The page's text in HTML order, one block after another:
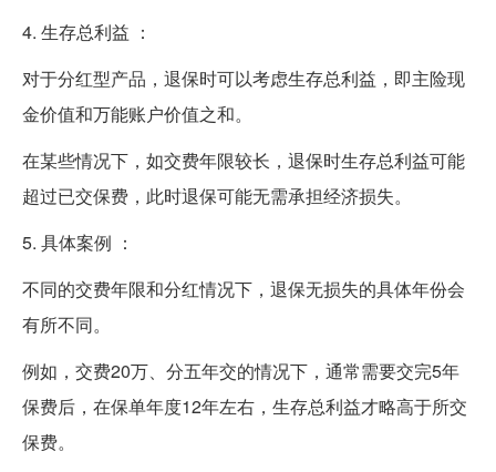
4. 生存总利益 ：
对于分红型产品，退保时可以考虑生存总利益，即主险现
金价值和万能账户价值之和。
在某些情况下，如交费年限较长，退保时生存总利益可能
超过已交保费，此时退保可能无需承担经济损失。
5. 具体案例 ：
不同的交费年限和分红情况下，退保无损失的具体年份会
有所不同。
例如，交费20万、分五年交的情况下，通常需要交完5年
保费后，在保单年度12年左右，生存总利益才略高于所交
保费。